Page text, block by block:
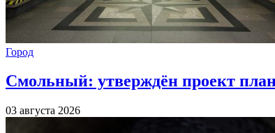
Город
Смольный: утверждён проект
03 августа 2026